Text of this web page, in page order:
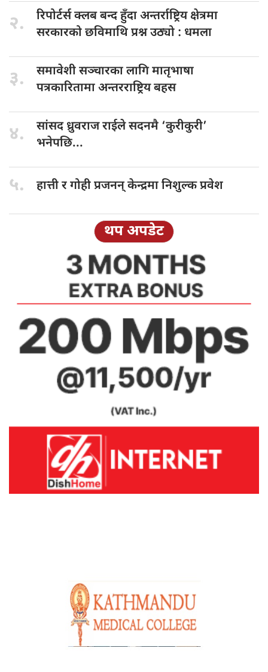
२. रिपोर्टर्स क्लबबन्द हुँदा अन्तर्राष्ट्रिय क्षेत्रमा
सरकारको छविमाथि प्रश्न उठ्यो : धमला
३. समावेशी सञ्चारकालागि मातृभाषा
पत्रकारितामा अन्तरराष्ट्रिय बहस
४. सांसद ध्रुवराजराईले सदनमै ‘कुरीकुरी’
भनेपछि...
५. हात्ती रगोही प्रजनन् केन्द्रमा निशुल्क प्रवेश
थप अपडेट